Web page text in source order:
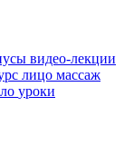
видео-лекции
лицо массаж
уроки